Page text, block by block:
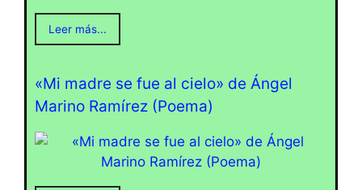
Leer más...
«Mi madre se fue al cielo» de Ángel
Marino Ramírez (Poema)